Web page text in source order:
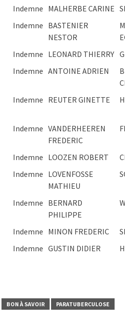
Indemne MALHERBE CARINE
Indemne BASTENIER
NESTOR
Indemne LEONARD THIERRY
Indemne ANTOINE ADRIEN
Indemne REUTER GINETTE
Indemne VANDERHEEREN
FREDERIC
Indemne LOOZEN ROBERT
Indemne LOVENFOSSE
MATHIEU
Indemne BERNARD
PHILIPPE
Indemne MINON FREDERIC
Indemne GUSTIN DIDIER
BON À SAVOIR
PARATUBERCULOSE